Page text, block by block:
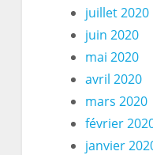
juillet 2020
juin 2020
mai 2020
avril 2020
mars 2020
février
janvier